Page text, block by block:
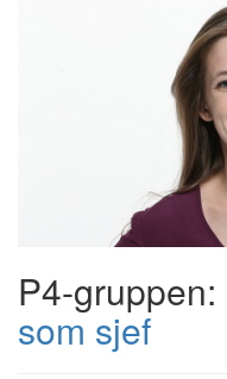
P4-gruppen:
som sjef